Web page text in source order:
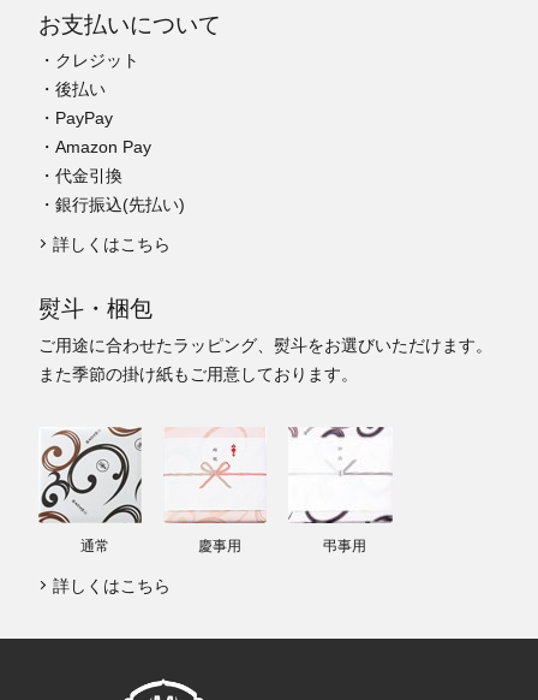
お支払いについて
・クレジット
・後払い
・PayPay
・Amazon Pay
・代金引換
・銀行振込(先払い)
詳しくはこちら
熨斗・梱包
ご用途に合わせたラッピング、熨斗をお選びいただけます。
また季節の掛け紙もご用意しております。
通常 慶事用 弔事用
詳しくはこちら